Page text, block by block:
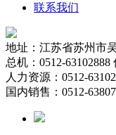
联系我们
地址：江苏省苏州市
总机：0512-63102888
人力资源：0512-
国内销售：0512-